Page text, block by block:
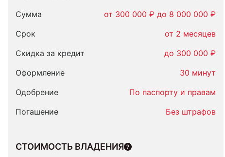
Сумма
от 300 000 ₽ до 8 000 000 ₽
Срок
от 2 месяцев
Скидка за кредит
до 300 000 ₽
Оформление
30 минут
Одобрение
По паспорту и правам
Погашение
Без штрафов
СТОИМОСТЬ ВЛАДЕНИЯ